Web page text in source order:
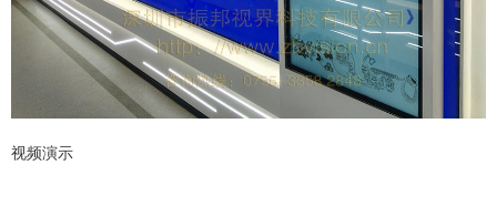
视频演示